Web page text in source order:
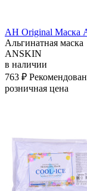
АН Original Маска
Альгинатная маска
ANSKIN
в наличии
763 ₽
розничная цена